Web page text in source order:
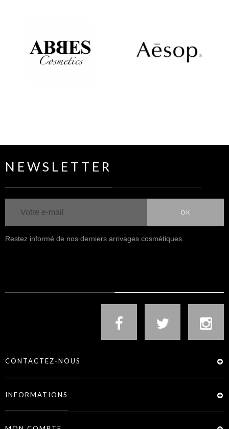
NEWSLETTER
OK
Restez informé de nos derniers arrivages cosmétiques.
CONTACTEZ-NOUS
INFORMATIONS